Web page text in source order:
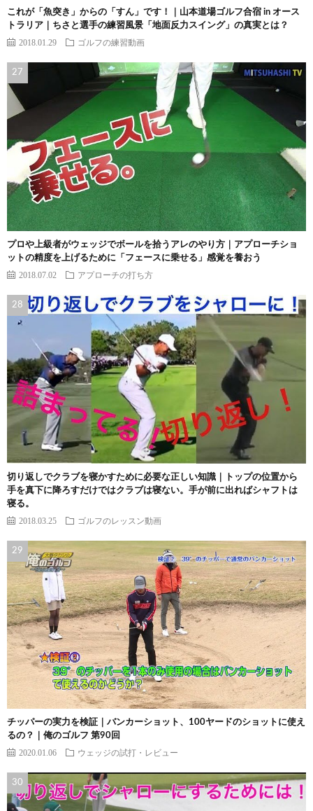
これが「魚突き」からの「すん」です！｜山本道場ゴルフ合宿 in オース
トラリア｜ちさと選手の練習風景「地面反力スイング」の真実とは？
2018.01.29 ゴルフの練習動画
プロや上級者がウェッジでボールを拾うアレのやり方｜アプローチショ
ットの精度を上げるために「フェースに乗せる」感覚を養おう
2018.07.02 アプローチの打ち方
切り返しでクラブを寝かすために必要な正しい知識｜トップの位置から
手を真下に降ろすだけではクラブは寝ない。手が前に出ればシャフトは
寝る。
2018.03.25 ゴルフのレッスン動画
チッパーの実力を検証｜バンカーショット、100ヤードのショットに使え
るの？｜俺のゴルフ 第90回
2020.01.06 ウェッジの試打・レビュー